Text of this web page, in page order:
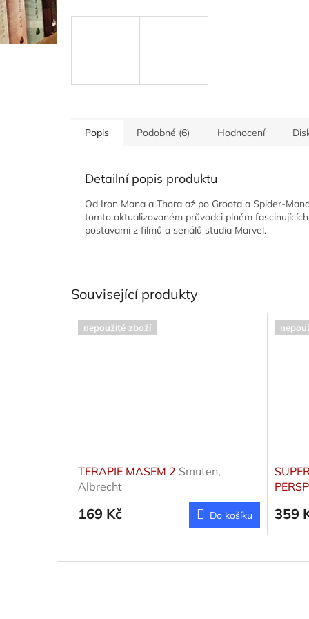
Popis Podobné (6) Hodnocení
Detailní popis produktu
Od Iron Mana a Thora až po Groota a Spider-
tomto aktualizovaném průvodci plném
postavami z filmů a seriálů studia Marvel.
Související produkty
nepoužité zboží
TERAPIE MASEM 2 Smuten,
Albrecht
169 Kč Do košíku 359